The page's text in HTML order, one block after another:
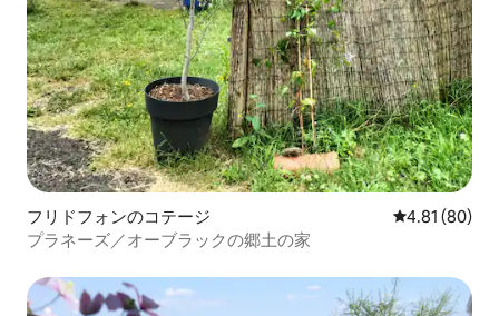
フリドフォンのコテージ レビュー80
4.81 (80)
プラネーズ／オーブラックの郷土の家